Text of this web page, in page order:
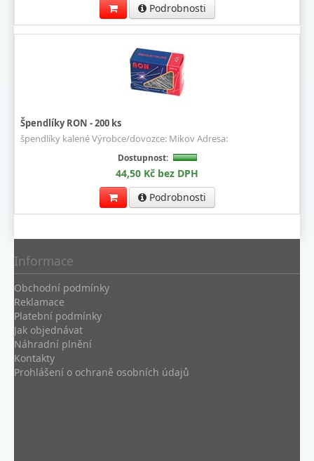
Podrobnosti
Špendlíky RON - 200 ks
špendlíky kalené Výrobce/dovozce: Mikov Adresa:
Dostupnost:
44,50 Kč bez DPH
Podrobnosti
Informace
Obchodní podmínky
Reklamace
Platební podmínky
Jak objednávat
Náhradní plnění
Kontakty
Prohlášení o ochraně osobních údajů